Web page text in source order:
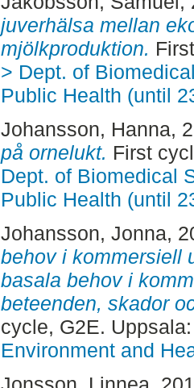
juverhälsa mellan
mjölkproduktion.
> Dept. of
Public Health (until
Johansson, Hanna,
på ornelukt. First
Dept. of Biomedical
Public Health (until
Johansson, Jonna,
behov i kommersiell
basala behov i
beteenden, skador
cycle, G2E.
Environment and